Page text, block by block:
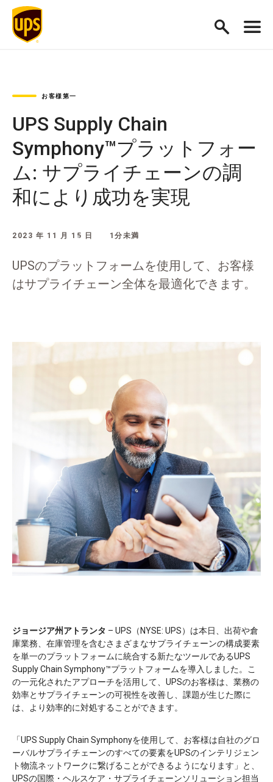
お客様第一
UPS Supply Chain
Symphony™プラットフォー
ム: サプライチェーンの調
和により成功を実現
2023 年 11 月 15 日 1分未満
UPSのプラットフォームを使用して、お客様
はサプライチェーン全体を最適化できます。
ジョージア州アトランタ – UPS（NYSE: UPS）は本日、出荷や倉
庫業務、在庫管理を含むさまざまなサプライチェーンの構成要素
を単一のプラットフォームに統合する新たなツールであるUPS
Supply Chain Symphony™プラットフォームを導入しました。こ
の一元化されたアプローチを活用して、UPSのお客様は、業務の
効率とサプライチェーンの可視性を改善し、課題が生じた際に
は、より効率的に対処することができます。
「UPS Supply Chain Symphonyを使用して、お客様は自社のグロ
ーバルサプライチェーンのすべての要素をUPSのインテリジェン
ト物流ネットワークに繋げることができるようになります」と、
UPSの国際・ヘルスケア・サプライチェーンソリューション担当